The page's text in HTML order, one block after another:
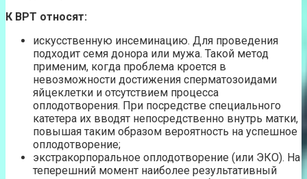
К ВРТ относят:
искусственную инсеминацию. Для проведения
подходит семя донора или мужа. Такой метод
применим, когда проблема кроется в
невозможности достижения сперматозоидами
яйцеклетки и отсутствием процесса
оплодотворения. При посредстве специального
катетера их вводят непосредственно внутрь матки,
повышая таким образом вероятность на успешное
оплодотворение;
экстракорпоральное оплодотворение (или ЭКО). На
теперешний момент наиболее результативный